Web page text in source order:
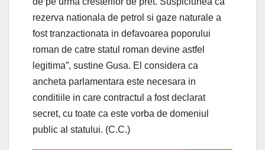
rezerva nationala de petrol si gaze naturale a
fost tranzactionata in defavoarea poporului
roman de catre statul roman devine astfel
legitima”, sustine Gusa. El considera ca
ancheta parlamentara este necesara in
conditiile in care contractul a fost declarat
secret, cu toate ca este vorba de domeniul
public al statului. (C.C.)